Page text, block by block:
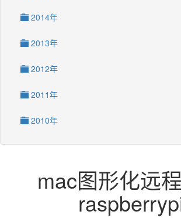
2014年
2013年
2012年
2011年
2010年
mac图形化远